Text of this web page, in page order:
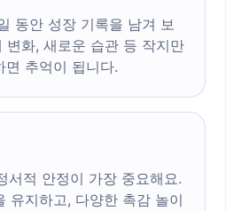
동안 성장 기록을 남겨 보
변화, 새로운 습관 등 작지만
면 추억이 됩니다.
서적 안정이 가장 중요해요.
유지하고, 다양한 촉감 놀이